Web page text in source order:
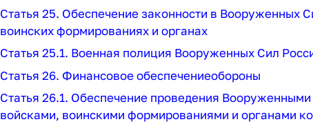
Статья 25. Обеспечение законности в Вооруженных
воинских формированиях и органах
Статья 25.1. Военная полиция Вооруженных Сил
Статья 26. Финансовое обеспечениеобороны
Статья 26.1. Обеспечение проведения
войсками, воинскими формированиями и органами